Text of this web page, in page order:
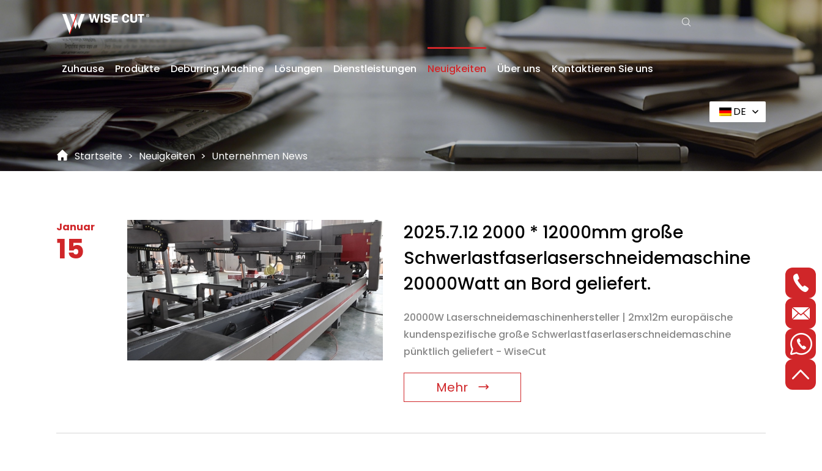
Zuhause Produkte Deburring Machine Lösungen Dienstleistungen Neuigkeiten Über uns Kontaktieren Sie uns
DE
Startseite > Neuigkeiten > Unternehmen News
Januar
15
2025.7.12 2000 * 12000mm große
Schwerlastfaserlaserschneidemaschine
20000Watt an Bord geliefert.
20000W Laserschneidemaschinenhersteller | 2mx12m europäische
kundenspezifische große Schwerlastfaserlaserschneidemaschine
pünktlich geliefert - WiseCut
Mehr